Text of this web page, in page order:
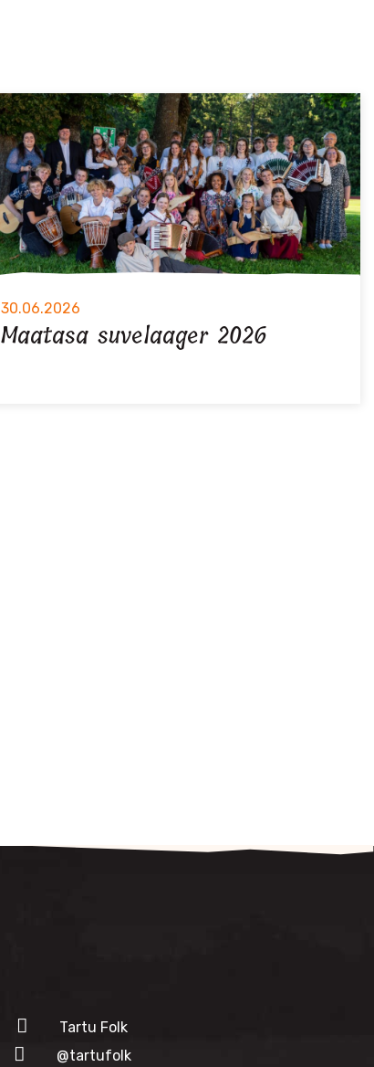
30.06.2026
Maatasa suvelaager 2026
Tartu Folk
@tartufolk